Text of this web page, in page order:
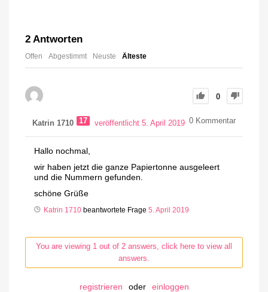
2 Antworten
Offen Abgestimmt Neuste Älteste
0
Katrin 1710 17 veröffentlicht 5. April 2019 0 Kommentar
Hallo nochmal,
wir haben jetzt die ganze Papiertonne ausgeleert
und die Nummern gefunden.
schöne Grüße
Katrin 1710 beantwortete Frage 5. April 2019
You are viewing 1 out of 2 answers, click here to view all
answers.
registrieren oder einloggen